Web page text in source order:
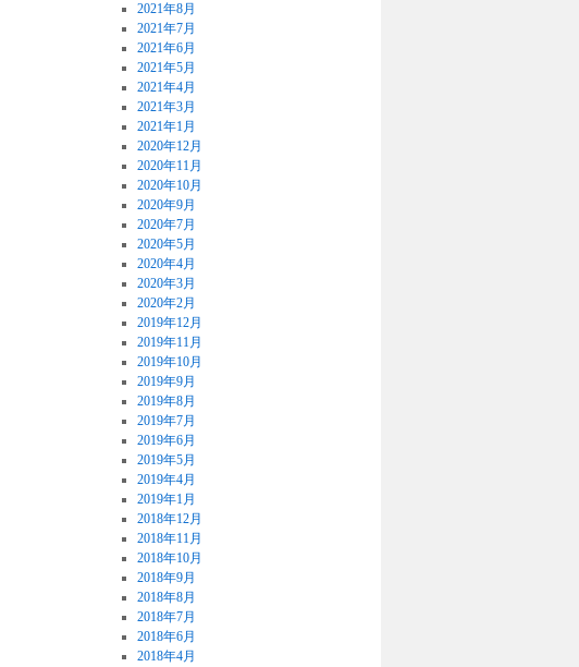
2021年8月
2021年7月
2021年6月
2021年5月
2021年4月
2021年3月
2021年1月
2020年12月
2020年11月
2020年10月
2020年9月
2020年7月
2020年5月
2020年4月
2020年3月
2020年2月
2019年12月
2019年11月
2019年10月
2019年9月
2019年8月
2019年7月
2019年6月
2019年5月
2019年4月
2019年1月
2018年12月
2018年11月
2018年10月
2018年9月
2018年8月
2018年7月
2018年6月
2018年4月